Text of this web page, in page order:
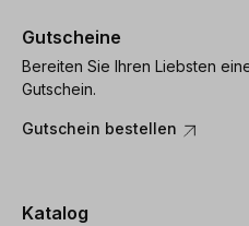
Gutscheine
Bereiten Sie Ihren Liebsten
Gutschein.
Gutschein bestellen
Katalog